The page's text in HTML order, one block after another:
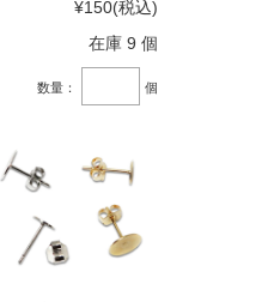
¥150(税込)
在庫 9 個
数量： 個